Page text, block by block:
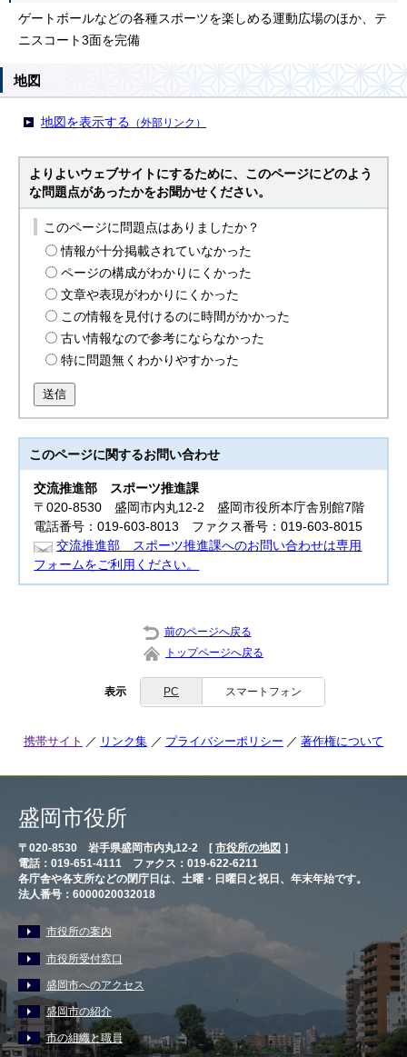
ゲートボールなどの各種スポーツを楽しめる運動広場のほか、テ
ニスコート3面を完備
地図
地図を表示する （外部リンク）
よりよいウェブサイトにするために、このページにどのよう
な問題点があったかをお聞かせください。
このページに問題点はありましたか？
情報が十分掲載されていなかった
ページの構成がわかりにくかった
文章や表現がわかりにくかった
この情報を見付けるのに時間がかかった
古い情報なので参考にならなかった
特に問題無くわかりやすかった
送信
このページに関するお問い合わせ
交流推進部 スポーツ推進課
〒020-8530 盛岡市内丸12-2 盛岡市役所本庁舎別館7階
電話番号：019-603-8013 ファクス番号：019-603-8015
交流推進部 スポーツ推進課へのお問い合わせは専用
フォームをご利用ください。
前のページへ戻る
トップページへ戻る
表示 PC スマートフォン
携帯サイト リンク集 プライバシーポリシー 著作権について
盛岡市役所
〒020-8530 岩手県盛岡市内丸12-2 [ 市役所の地図 ］
電話：019-651-4111 ファクス：019-622-6211
各庁舎や各支所などの閉庁日は、土曜・日曜日と祝日、年末年始です。
法人番号：6000020032018
市役所の案内
市役所受付窓口
盛岡市へのアクセス
盛岡市の紹介
市の組織と職員